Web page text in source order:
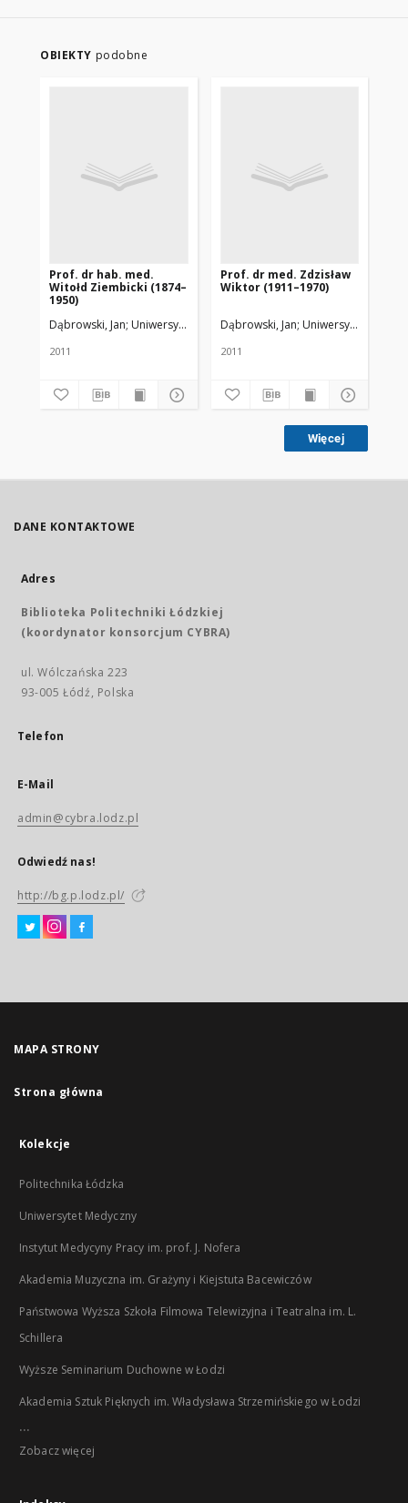
OBIEKTY podobne
Prof. dr hab. med.
Witołd Ziembicki (1874–
1950)
Dąbrowski, Jan Uniwersytet Medyczny w Łodzi
2011
Prof. dr med. Zdzisław
Wiktor (1911–1970)
Dąbrowski, Jan Uniwersytet
2011
Więcej
DANE KONTAKTOWE
Adres
Biblioteka Politechniki Łódzkiej
(koordynator konsorcjum CYBRA)
ul. Wólczańska 223
93-005 Łódź, Polska
Telefon
E-Mail
admin@cybra.lodz.pl
Odwiedź nas!
http://bg.p.lodz.pl/
MAPA STRONY
Strona główna
Kolekcje
Politechnika Łódzka
Uniwersytet Medyczny
Instytut Medycyny Pracy im. prof. J. Nofera
Akademia Muzyczna im. Grażyny i Kiejstuta Bacewiczów
Państwowa Wyższa Szkoła Filmowa Telewizyjna i Teatralna im. L.
Schillera
Wyższe Seminarium Duchowne w Łodzi
Akademia Sztuk Pięknych im. Władysława Strzemińskiego w Łodzi
...
Zobacz więcej